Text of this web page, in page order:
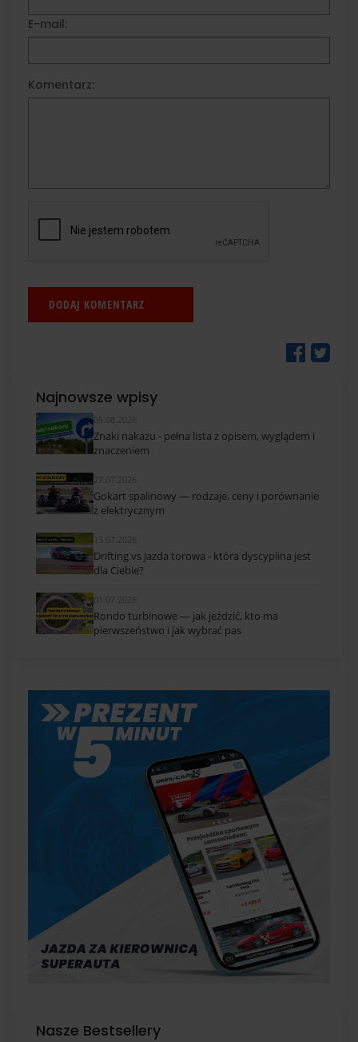
E-mail:
Komentarz:
Najnowsze wpisy
05.08.2026
Znaki nakazu - pełna lista z opisem, wyglądem i
znaczeniem
27.07.2026
Gokart spalinowy — rodzaje, ceny i porównanie
z elektrycznym
13.07.2026
Drifting vs jazda torowa - która dyscyplina jest
dla Ciebie?
01.07.2026
Rondo turbinowe — jak jeździć, kto ma
pierwszeństwo i jak wybrać pas
Nasze Bestsellery